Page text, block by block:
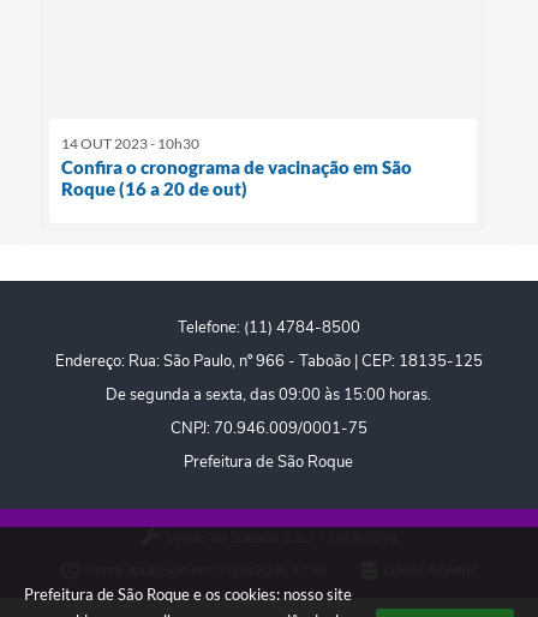
Prefeitura de São Roque e os cookies: nosso site
14 OUT 2023 - 10h30
Confira o cronograma de vacinação em São
Roque (16 a 20 de out)
Telefone: (11) 4784-8500
Endereço: Rua: São Paulo, nº 966 - Taboão | CEP: 18135-125
De segunda a sexta, das 09:00 às 15:00 horas.
CNPJ: 70.946.009/0001-75
Prefeitura de São Roque